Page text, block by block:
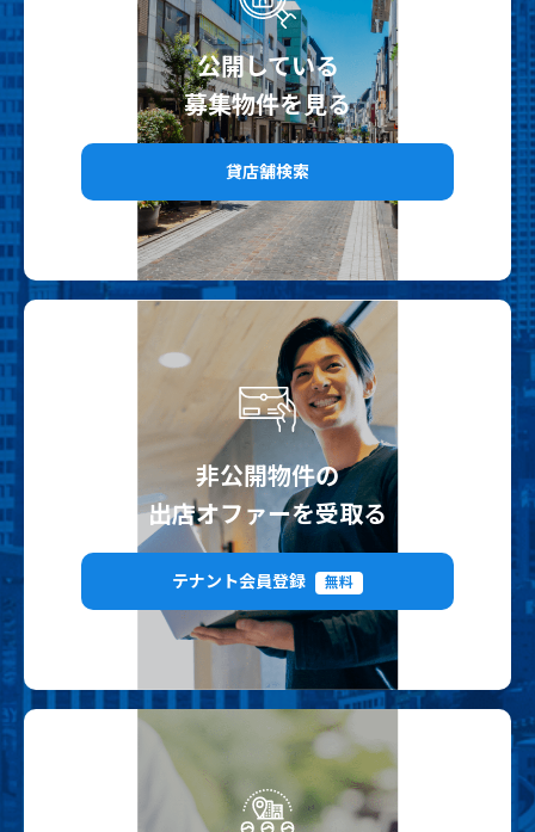
公開している
募集物件を見る
貸店舗検索
非公開物件の
出店オファーを受取る
テナント会員登録 無料